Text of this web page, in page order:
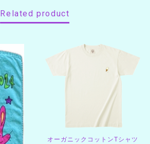
Related product
オーガニックコットンTシャツ